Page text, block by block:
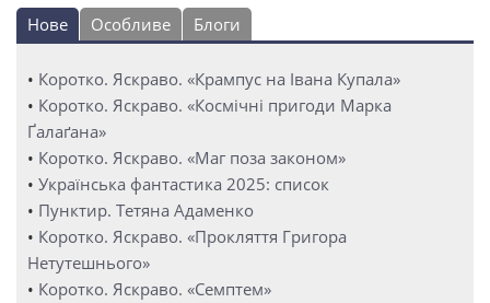
Нове Особливе Блоги
• Коротко. Яскраво. «Крампус на Івана Купала»
• Коротко. Яскраво. «Космічні пригоди Марка
Ґалаґана»
• Коротко. Яскраво. «Маг поза законом»
• Українська фантастика 2025: список
• Пунктир. Тетяна Адаменко
• Коротко. Яскраво. «Прокляття Григора
Нетутешнього»
• Коротко. Яскраво. «Семптем»